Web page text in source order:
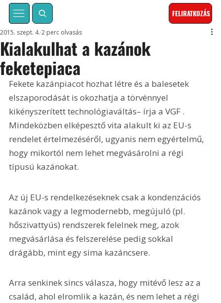
FELIRATKOZÁS
Kialakulhat a kazánok
feketepiaca
2015. szept. 4. 2 perc olvasás
Fekete kazánpiacot hozhat létre és a balesetek
elszaporodását is okozhatja a törvénnyel
kikényszerített technológiaváltás– írja a VGF .
Mindeközben elképesztő vita alakult ki az EU-s
rendelet értelmezéséről, ugyanis nem egyértelmű,
hogy mikortól nem lehet megvásárolni a régi
típusú kazánokat.
Az új EU-s rendelkezéseknek csak a kondenzációs
kazánok vagy a legmodernebb, megújuló (pl.
hőszivattyús) rendszerek felelnek meg, azok
megvásárlása és felszerelése pedig sokkal
drágább, mint egy sima kazáncsere.
Arra senkinek sincs válasza, hogy mitévő lesz az a
család, ahol elromlik a kazán, és nem lehet a régi